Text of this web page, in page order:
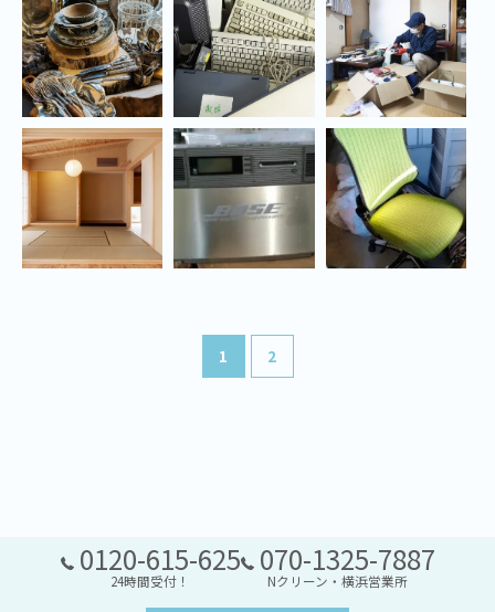
1 2
0120-615-625
24時間受付！
070-1325-7887
Nクリーン・横浜営業所